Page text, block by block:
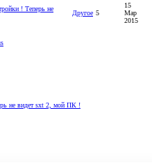
! Теперь не
Другое 5
15
Мар
2015
не видет sxt 2, мой ПК !